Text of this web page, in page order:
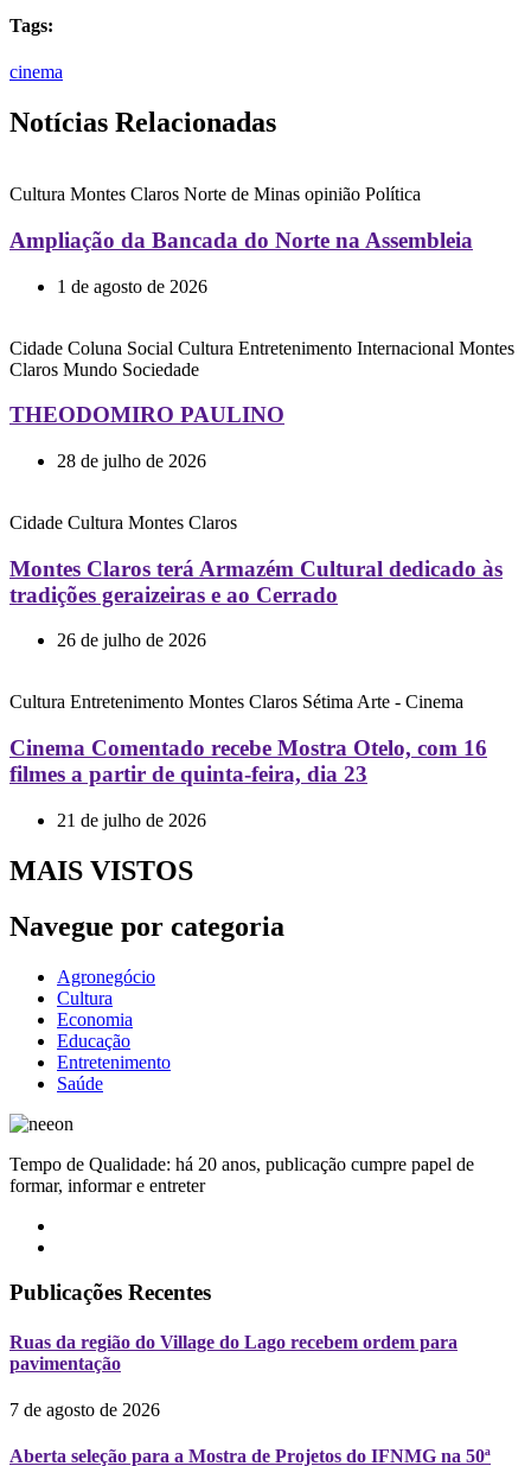
Tags:
cinema
Notícias Relacionadas
Cultura Montes Claros Norte de Minas opinião Política
Ampliação da Bancada do Norte na Assembleia
1 de agosto de 2026
Cidade Coluna Social Cultura Entretenimento Internacional Montes
Claros Mundo Sociedade
THEODOMIRO PAULINO
28 de julho de 2026
Cidade Cultura Montes Claros
Montes Claros terá Armazém Cultural dedicado às
tradições geraizeiras e ao Cerrado
26 de julho de 2026
Cultura Entretenimento Montes Claros Sétima Arte - Cinema
Cinema Comentado recebe Mostra Otelo, com 16
filmes a partir de quinta-feira, dia 23
21 de julho de 2026
MAIS VISTOS
Navegue por categoria
Agronegócio
Cultura
Economia
Educação
Entretenimento
Saúde
Tempo de Qualidade: há 20 anos, publicação cumpre papel de
formar, informar e entreter
Publicações Recentes
Ruas da região do Village do Lago recebem ordem para
pavimentação
7 de agosto de 2026
Aberta seleção para a Mostra de Projetos do IFNMG na 50ª